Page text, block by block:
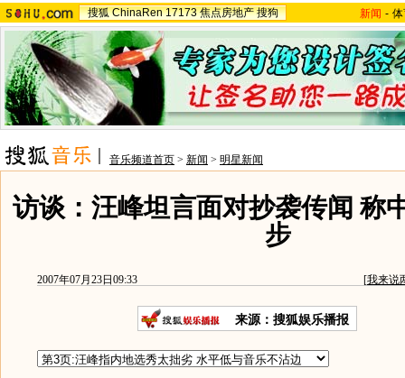
搜狐 ChinaRen 17173 焦点房地产 搜狗 新闻 -
音乐频道首页 > 新闻 > 明星新闻
访谈：汪峰坦言面对抄袭传闻 称
步
2007年07月23日09:33 [我来说
来源：搜狐娱乐播报